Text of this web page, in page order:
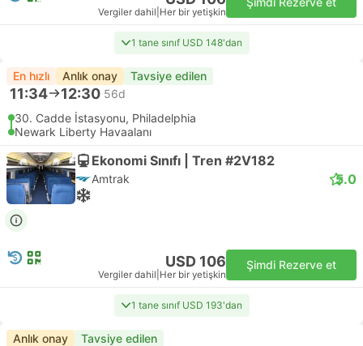
Vergiler dahil Her bir yetişkin
1 tane sınıf USD 148'dan
En hızlı Anlık onay Tavsiye edilen
11:34 12:30 56d
30. Cadde İstasyonu, Philadelphia
Newark Liberty Havaalanı
Ekonomi Sınıfı | Tren #2V182
Amtrak 5.0
USD 106
Vergiler dahil Her bir yetişkin
Şimdi Rezerve et
1 tane sınıf USD 193'dan
Anlık onay Tavsiye edilen